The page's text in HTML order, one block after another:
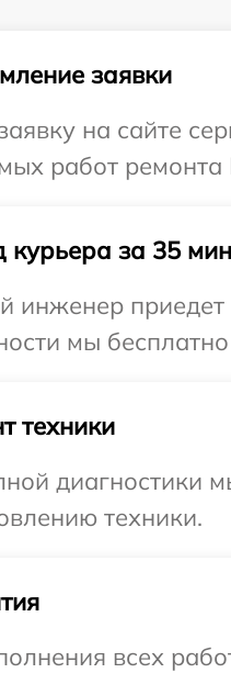
заявки
на сайте
работ ремонта
курьера за 35
инженер приедет
мы
техники
диагностики
техники.
всех